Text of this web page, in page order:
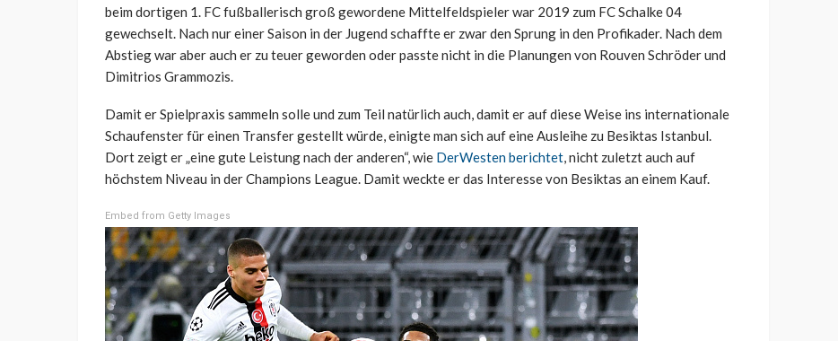
beim dortigen 1. FC fußballerisch groß gewordene Mittelfeldspieler war 2019 zum FC Schalke 04
gewechselt. Nach nur einer Saison in der Jugend schaffte er zwar den Sprung in den Profikader. Nach dem
Abstieg war aber auch er zu teuer geworden oder passte nicht in die Planungen von Rouven Schröder und
Dimitrios Grammozis.
Damit er Spielpraxis sammeln solle und zum Teil natürlich auch, damit er auf diese Weise ins internationale
Schaufenster für einen Transfer gestellt würde, einigte man sich auf eine Ausleihe zu Besiktas Istanbul.
Dort zeigt er „eine gute Leistung nach der anderen“, wie DerWesten berichtet, nicht zuletzt auch auf
höchstem Niveau in der Champions League. Damit weckte er das Interesse von Besiktas an einem Kauf.
Embed from Getty Images